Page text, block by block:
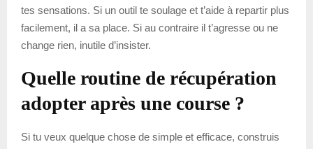
tes sensations. Si un outil te soulage et t’aide à repartir plus
facilement, il a sa place. Si au contraire il t’agresse ou ne
change rien, inutile d’insister.
Quelle routine de récupération
adopter après une course ?
Si tu veux quelque chose de simple et efficace, construis